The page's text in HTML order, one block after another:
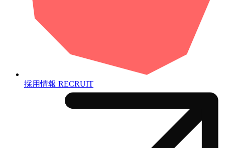
採用情報 RECRUIT